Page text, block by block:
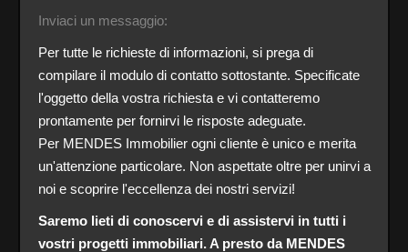
Inviaci un messaggio:
Per tutte le richieste di informazioni, si prega di
compilare il modulo di contatto sottostante. Specificate
l'oggetto della vostra richiesta e vi contatteremo
prontamente per fornirvi le risposte adeguate.
Per MENDES Immobilier ogni cliente è unico e merita
un'attenzione particolare. Non aspettate oltre per unirvi a
noi e scoprire l'eccellenza dei nostri servizi!
Saremo lieti di conoscervi e di assistervi in tutti i
vostri progetti immobiliari. A presto da MENDES